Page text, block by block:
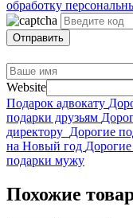
обработку
Отправить
Website
Подарок адвокату
подарки друзьям
директору Дорогие
на Новый год
подарки мужу
Похожие